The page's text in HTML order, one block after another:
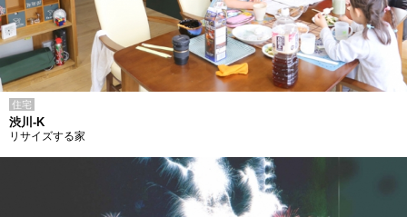
住宅
渋川-K
リサイズする家